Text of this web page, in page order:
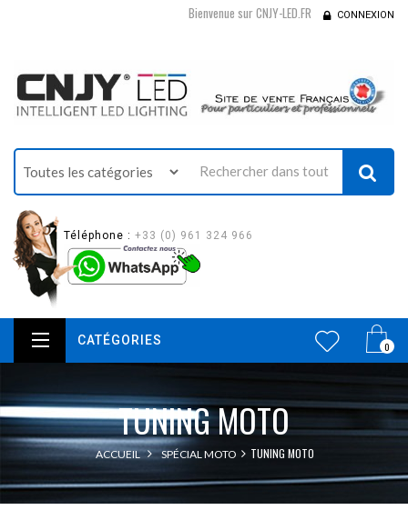
Bienvenue sur CNJY-LED.FR CONNEXION
Téléphone : +33 (0) 961 324 966
0
CATÉGORIES
TUNING MOTO
ACCUEIL SPÉCIAL MOTO TUNING MOTO